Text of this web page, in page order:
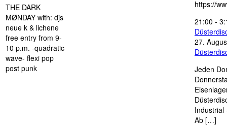
THE DARK
MØNDAY with: djs
neue k & lichene
free entry from 9-
10 p.m. -quadratic
wave- flexi pop
post punk
https://
21:00 -
27.
Jeden
Industrial
Ab […]